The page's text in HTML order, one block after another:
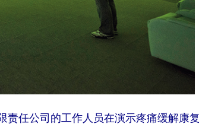
责任公司的工作人员在演示疼痛缓解康